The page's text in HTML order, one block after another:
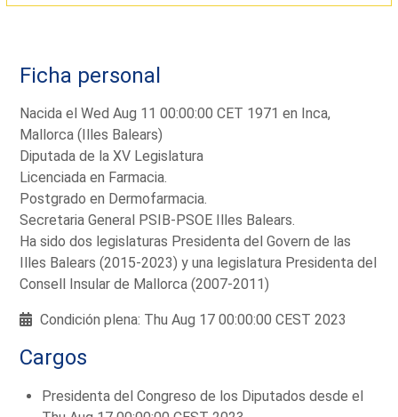
Ficha personal
Nacida el Wed Aug 11 00:00:00 CET 1971 en Inca,
Mallorca (Illes Balears)
Diputada de la XV Legislatura
Licenciada en Farmacia.
Postgrado en Dermofarmacia.
Secretaria General PSIB-PSOE Illes Balears.
Ha sido dos legislaturas Presidenta del Govern de las
Illes Balears (2015-2023) y una legislatura Presidenta del
Consell Insular de Mallorca (2007-2011)
Condición plena: Thu Aug 17 00:00:00 CEST 2023
Cargos
Presidenta del Congreso de los Diputados desde el